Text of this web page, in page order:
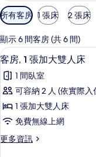
可
用
的
客
房
篩
選
條
所有客房 1 張床 2 張床
顯示 6 間客房 (共 6 間)
顯
示
客
房,
1
張
加
6
客房, 1 張加大雙人床
1 間臥室
可容納 2 人 (依實際
1 張加大雙人床
免費無線上網
更多資訊
更